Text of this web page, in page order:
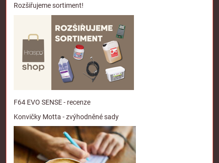
Rozšiřujeme sortiment!
F64 EVO SENSE - recenze
Konvičky Motta - zvýhodněné sady